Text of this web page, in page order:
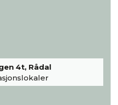
4t, Rådal